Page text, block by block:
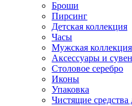
Броши
Пирсинг
Детская коллекция
Часы
Мужская коллекция
Аксессуары и
Столовое серебро
Иконы
Упаковка
Чистящие средства